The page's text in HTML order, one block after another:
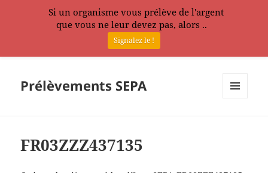
Prélèvements SEPA
FR03ZZZ437135
Si un organisme vous prélève de l'argent
que vous ne leur devez pas, alors ..
Signalez le !